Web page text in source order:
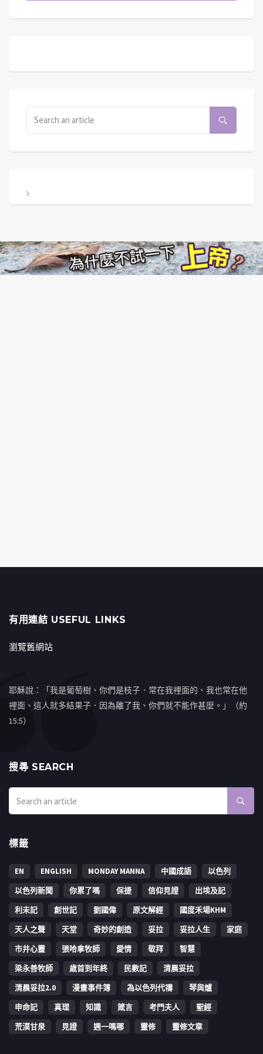
有用連結 USEFUL LINKS
瀏覽舊網站
耶穌說：「我是葡萄樹、你們是枝子．常在我裡面的、我也常在他
裡面、這人就多結果子．因為離了我、你們就不能作甚麼。」（約
15:5）
搜㝷 SEARCH
標籤
EN ENGLISH MONDAY MANNA 中國成語
以色列
以色列新聞
你累了嗎 保捷 信仰見證
出埃及記
利未記
創世記 劉國偉 原文解經
國度禾場KHM
天人之聲
天堂 奇妙的創造 妥拉 妥拉人生
家庭
市井心靈
張哈拿牧師 愛情 敬拜
智慧
梁永善牧師
歳首到年終 民數記
清晨妥拉
清晨妥拉2.0
漫畫事件簿 為以色列代禱
琴與爐
申命記
真理 知識 箴言 考門夫人
聖經
荒漠甘泉
見證 週一嗎哪 靈修 靈修文章